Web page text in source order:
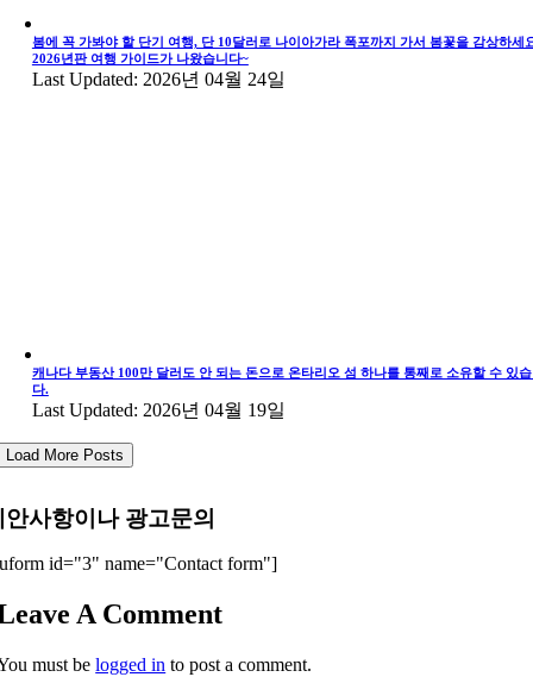
봄에 꼭 가봐야 할 단기 여행, 단 10달러로 나이아가라 폭포까지 가서 봄꽃을 감상하세
2026년판 여행 가이드가 나왔습니다~
Last Updated: 2026년 04월 24일
캐나다 부동산 100만 달러도 안 되는 돈으로 온타리오 섬 하나를 통째로 소유할 수 있
다.
Last Updated: 2026년 04월 19일
Load More Posts
안사항이나 광고문의
id="3" name="Contact form"]
A Comment
must belogged in to post a comment.